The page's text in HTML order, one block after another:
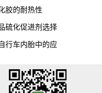
胶的耐热性
硫化促进剂选择
行车内胎中的应